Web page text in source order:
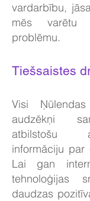
vardarbību,
mēs
problēmu.
Tiešsaistes
Visi
audzēkņi
atbilstošu
informāciju par
Lai gan
tehnoloģijas
daudzas